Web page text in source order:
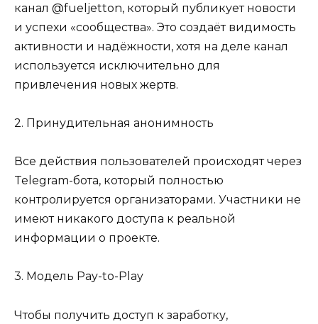
канал @fueljetton, который публикует новости
и успехи «сообщества». Это создаёт видимость
активности и надёжности, хотя на деле канал
используется исключительно для
привлечения новых жертв.
2. Принудительная анонимность
Все действия пользователей происходят через
Telegram-бота, который полностью
контролируется организаторами. Участники не
имеют никакого доступа к реальной
информации о проекте.
3. Модель Pay-to-Play
Чтобы получить доступ к заработку,